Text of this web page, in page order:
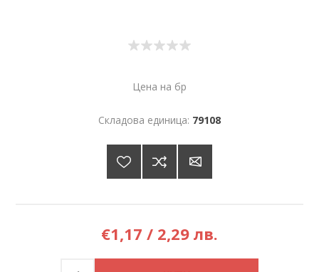
Цена на бр
Складова единица: 79108
€1,17 / 2,29 лв.